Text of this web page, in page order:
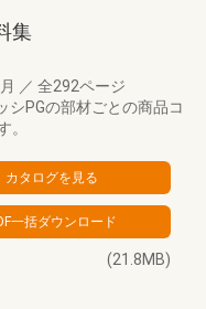
集
／ 全292ページ
シPGの部材ごとの商品コ
。
(21.8MB)